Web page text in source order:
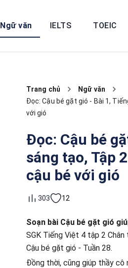
Ngữ văn IELTS TOEIC
Trang chủ
Ngữ văn
Đọc: Cậu bé gặt gió - Bài 1,
với gió
Đọc: Cậu bé
sáng tạo, Tập
cậu bé với gió
303 12
Soạn bài Cậu bé gặt gió
SGK Tiếng Việt 4 tập 2 Chân
Cậu bé gặt gió - Tuần 28.
Đồng thời, cũng giúp thầy cô